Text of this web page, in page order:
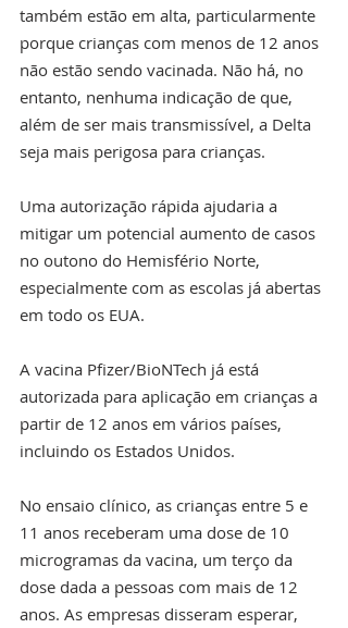
também estão em alta, particularmente
porque crianças com menos de 12 anos
não estão sendo vacinada. Não há, no
entanto, nenhuma indicação de que,
além de ser mais transmissível, a Delta
seja mais perigosa para crianças.
Uma autorização rápida ajudaria a
mitigar um potencial aumento de casos
no outono do Hemisfério Norte,
especialmente com as escolas já abertas
em todo os EUA.
A vacina Pfizer/BioNTech já está
autorizada para aplicação em crianças a
partir de 12 anos em vários países,
incluindo os Estados Unidos.
No ensaio clínico, as crianças entre 5 e
11 anos receberam uma dose de 10
microgramas da vacina, um terço da
dose dada a pessoas com mais de 12
anos. As empresas disseram esperar,